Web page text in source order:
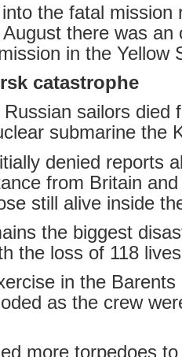
the fatal mission
there was an
in the Yellow
catastrophe
sailors died
submarine the
denied reports
from Britain
still alive inside
the biggest
the loss of 118
in the
as the crew
more torpedoes